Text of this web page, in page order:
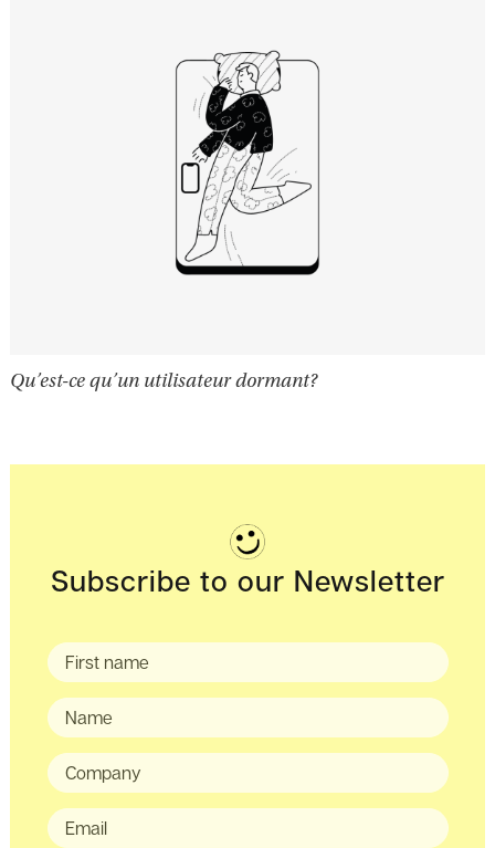
Qu’est-ce qu’un utilisateur dormant?
Subscribe to our Newsletter